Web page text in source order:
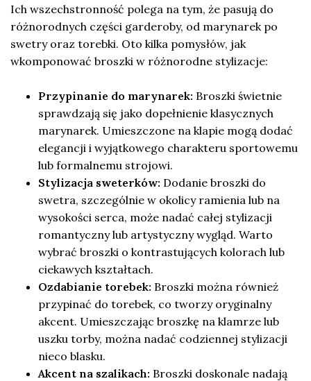
Ich wszechstronność polega na tym, że pasują do
różnorodnych części garderoby, od marynarek po
swetry oraz torebki. Oto kilka pomysłów, jak
wkomponować broszki w różnorodne stylizacje:
Przypinanie do marynarek: Broszki świetnie
sprawdzają się jako dopełnienie klasycznych
marynarek. Umieszczone na klapie mogą dodać
elegancji i wyjątkowego charakteru sportowemu
lub formalnemu strojowi.
Stylizacja sweterków: Dodanie broszki do
swetra, szczególnie w okolicy ramienia lub na
wysokości serca, może nadać całej stylizacji
romantyczny lub artystyczny wygląd. Warto
wybrać broszki o kontrastujących kolorach lub
ciekawych kształtach.
Ozdabianie torebek: Broszki można również
przypinać do torebek, co tworzy oryginalny
akcent. Umieszczając broszkę na klamrze lub
uszku torby, można nadać codziennej stylizacji
nieco blasku.
Akcent na szalikach: Broszki doskonale nadają